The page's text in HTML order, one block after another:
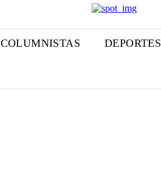
COLUMNISTAS DEPORTES